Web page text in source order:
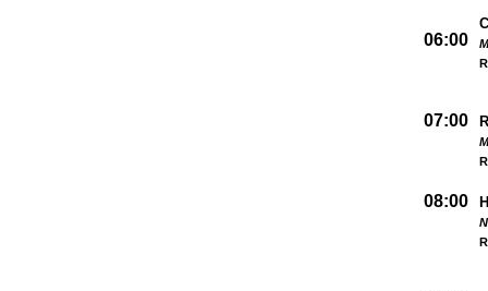
06:00
07:00
08:00